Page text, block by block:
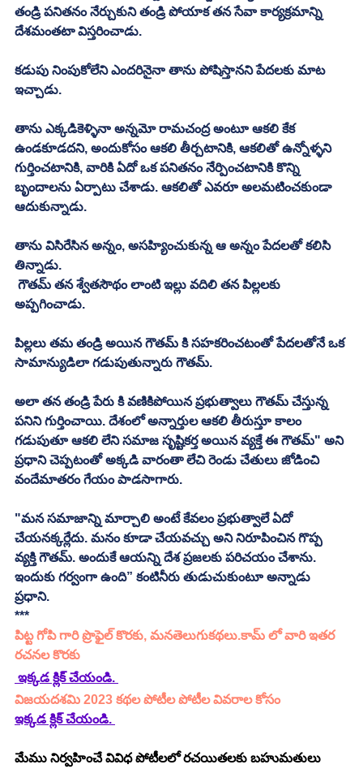
తండ్రి పనితనం నేర్చుకుని తండ్రి పోయాక తన సేవా కార్యక్రమాన్ని
దేశమంతటా విస్తరించాడు.
కడుపు నింపుకోలేని ఎందరినైనా తాను పోషిస్తానని పేదలకు మాట
ఇచ్చాడు.
తాను ఎక్కడికెళ్ళినా అన్నమో రామచంద్ర అంటూ ఆకలి కేక
ఉండకూడదని, అందుకోసం ఆకలి తీర్చటానికి, ఆకలితో ఉన్నోళ్ళని
గుర్తించటానికి, వారికి ఏదో ఒక పనితనం నేర్పించటానికి కొన్ని
బృందాలను ఏర్పాటు చేశాడు. ఆకలితో ఎవరూ అలమటించకుండా
ఆదుకున్నాడు.
తాను విసిరేసిన అన్నం, అసహ్యించుకున్న ఆ అన్నం పేదలతో కలిసి
తిన్నాడు.
అప్పగించాడు.
పిల్లలు తమ తండ్రి అయిన గౌతమ్ కి సహకరించటంతో పేదలతోనే ఒక
సామాన్యుడిలా గడుపుతున్నారు గౌతమ్.
అలా తన తండ్రి పేరు కి వణికిపోయిన ప్రభుత్వాలు గౌతమ్ చేస్తున్న
పనిని గుర్తించాయి. దేశంలో అన్నార్తుల ఆకలి తీరుస్తూ కాలం
గడుపుతూ ఆకలి లేని సమాజ సృష్టికర్త అయిన వ్యక్తే ఈ గౌతమ్" అని
ప్రధాని చెప్పటంతో అక్కడి వారంతా లేచి రెండు చేతులు జోడించి
వందేమాతరం గేయం పాడసాగారు.
"మన సమాజాన్ని మార్చాలి అంటే కేవలం ప్రభుత్వాలే ఏదో
చేయనక్కర్లేదు. మనం కూడా చేయవచ్చు అని నిరూపించిన గొప్ప
వ్యక్తి గౌతమ్. అందుకే ఆయన్ని దేశ ప్రజలకు పరిచయం చేశాను.
ఇందుకు గర్వంగా ఉంది” కంటినీరు తుడుచుకుంటూ అన్నాడు
ప్రధాని.
***
పిట్ట గోపి గారి ప్రొఫైల్ కొరకు, మనతెలుగుకథలు.కామ్ లో వారి ఇతర
రచనల కొరకు
ఇక్కడ క్లిక్ చేయండి.
విజయదశమి 2023 కథల పోటీల పోటీల వివరాల కోసం
ఇక్కడ క్లిక్ చేయండి.
మేము నిర్వహించే వివిధ పోటీలలో రచయితలకు బహుమతులు